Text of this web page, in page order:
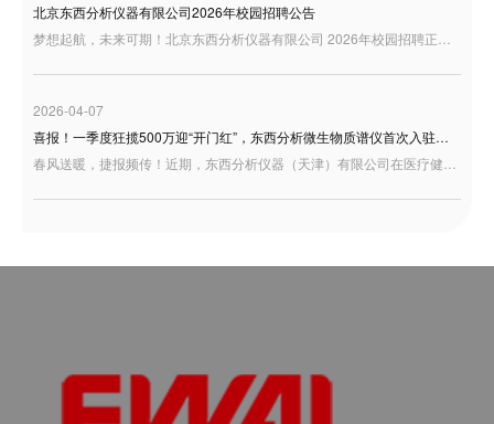
北京东西分析仪器有限公司2026年校园招聘公告
2026-04-07
喜报！一季度狂揽500万迎“开门红”，东西分析微生物质谱仪首次入驻天津疾控！